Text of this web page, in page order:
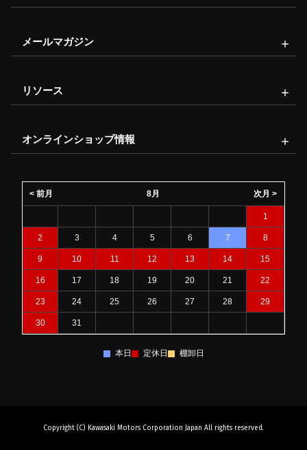
メールマガジン
リソース
オンラインショップ情報
8月
< 前月 次月 >
1
2 3 4 5 6 7 8
9 10 11 12 13 14 15
16 17 18 19 20 21 22
23 24 25 26 27 28 29
30 31
本日 定休日 棚卸日
Copyright (C) Kawasaki Motors Corporation Japan All rights reserved.